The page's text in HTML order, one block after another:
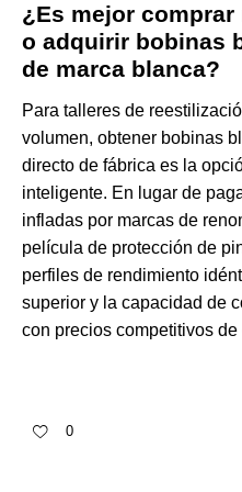
¿Es mejor
o adquirir bobinas
de marca blanca?
Para talleres de
volumen, obtener bobinas
directo de fábrica es la
inteligente. En lugar de
infladas por marcas de
película de protección de
perfiles de rendimiento
superior y la capacidad de
con precios competitivos de
0